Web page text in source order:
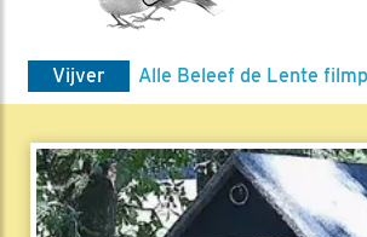
Vijver Alle Beleef de Lente